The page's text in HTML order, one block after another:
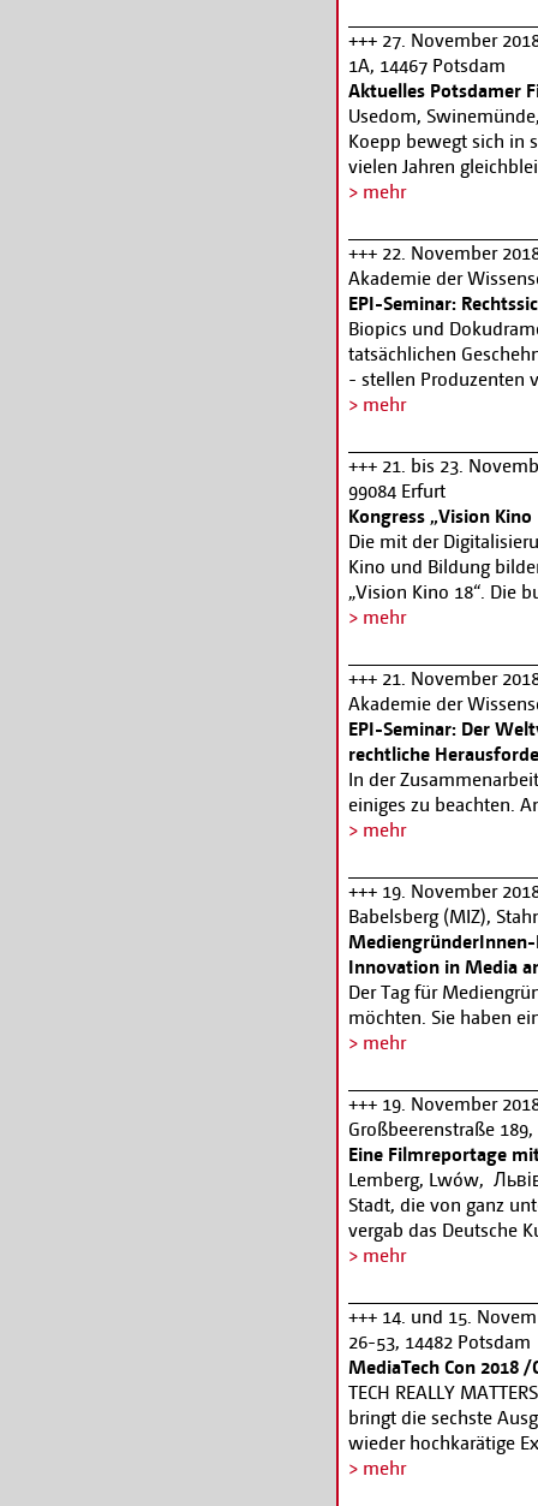
„Babylon Berlin“ und
Die Teilnahme ist
erforderlich!!
zukünftig verändern
Andererseits zeigen
Interviews und
einige innovative
unseren Arbeits-
+++ 27. November
1A, 14467 Potsdam
Aktuelles Potsdamer
Usedom,
Koepp bewegt sich in
vielen Jahren
Landschaften und
»Landstück« taucht
Succow auf, verlagert
die Ökologie. Succow
zurücknimmt, als ihn
Filmverband
Regisseur Volker
> mehr
+++ 22. November
Akademie der
EPI-Seminar:
Biopics und
tatsächlichen
- stellen Produzenten
Rechteklärung.
Drehbuchfassungen
hohen Lerneffekt zu
www.epi.media.de
> mehr
+++ 21. bis 23.
99084 Erfurt
Kongress „Vision Kino
Die mit der
Kino und Bildung
„Vision Kino 18“. Die
Kompetenz und
Wie in jedem Jahr
Auftakt des
Kinderfilmdrehbuch,
wird. Die Teilnahme
Fortbildung und zu
November ist eine
möglich. Weitere
unter
> mehr
+++ 21. November
Akademie der
EPI-Seminar: Der
rechtliche
In der
einiges zu beachten.
Fragen von der
Anmeldung:
> mehr
+++ 19. November
Babelsberg (MIZ),
MediengründerInnen-
Innovation in Media
Der Tag für
möchten. Sie haben
Geschäftsmodell
sich jetzt an! Sie
Geschäftsmodell
wollen mit Ihrem
sich jetzt an! Im MIZ
Model Sessions, Best
Coding mit
Coaches der
Brack (#Frauenmacht
Funding Market
von Vor Ort NRW.
anschließend über Ihr
Gästen! Alle Infos
> mehr
+++ 19. November
Großbeerenstraße
Eine Filmreportage
Lemberg, Lwów,
Stadt, die von ganz
vergab das Deutsche
Journalistin in
am Filmgymnasium
Stadtschreiberin in
Premiere wird neben
und aus ihren Texten
E-Mail:
> mehr
+++ 14. und 15.
26-53, 14482 Potsdam
MediaTech Con 2018
TECH REALLY
bringt die sechste
wieder hochkarätige
CTPiX18 wird in
> mehr